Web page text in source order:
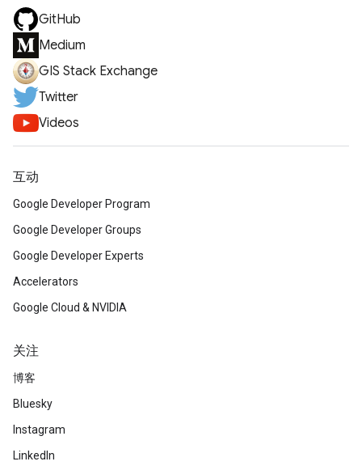
GitHub
Medium
GIS Stack Exchange
Twitter
Videos
互动
Google Developer Program
Google Developer Groups
Google Developer Experts
Accelerators
Google Cloud & NVIDIA
关注
博客
Bluesky
Instagram
LinkedIn